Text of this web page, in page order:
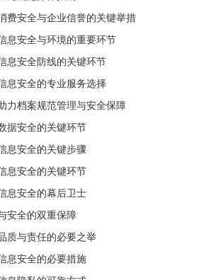
费安全与企业信誉的关键举措
息安全与环境的重要环节
息安全防线的关键环节
息安全的专业服务选择
力档案规范管理与安全保障
据安全的关键环节
息安全的关键步骤
息安全的关键环节
息安全的幕后卫士
安全的双重保障
质与责任的必要之举
息安全的必要措施